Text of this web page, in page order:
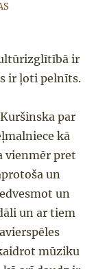
ir
ir ļoti pelnīts.
par
kā
vienmēr pret
un
un
un ar tiem
mūziku